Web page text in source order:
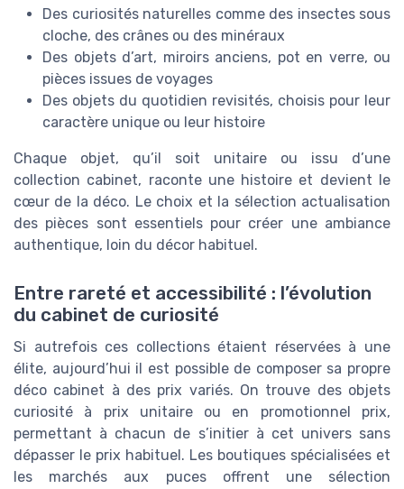
Des curiosités naturelles comme des insectes sous
cloche, des crânes ou des minéraux
Des objets d’art, miroirs anciens, pot en verre, ou
pièces issues de voyages
Des objets du quotidien revisités, choisis pour leur
caractère unique ou leur histoire
Chaque objet, qu’il soit unitaire ou issu d’une
collection cabinet, raconte une histoire et devient le
cœur de la déco. Le choix et la sélection actualisation
des pièces sont essentiels pour créer une ambiance
authentique, loin du décor habituel.
Entre rareté et accessibilité : l’évolution
du cabinet de curiosité
Si autrefois ces collections étaient réservées à une
élite, aujourd’hui il est possible de composer sa propre
déco cabinet à des prix variés. On trouve des objets
curiosité à prix unitaire ou en promotionnel prix,
permettant à chacun de s’initier à cet univers sans
dépasser le prix habituel. Les boutiques spécialisées et
les marchés aux puces offrent une sélection